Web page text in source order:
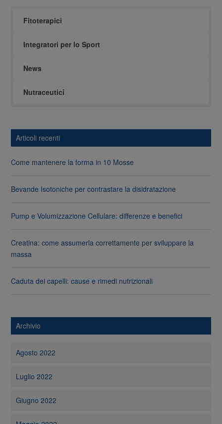
Fitoterapici
Integratori per lo Sport
News
Nutraceutici
Articoli recenti
Come mantenere la forma in 10 Mosse
Bevande Isotoniche per contrastare la disidratazione
Pump e Volumizzazione Cellulare: differenze e benefici
Creatina: come assumerla correttamente per sviluppare la
massa
Caduta dei capelli: cause e rimedi nutrizionali
Archivio
Agosto 2022
Luglio 2022
Giugno 2022